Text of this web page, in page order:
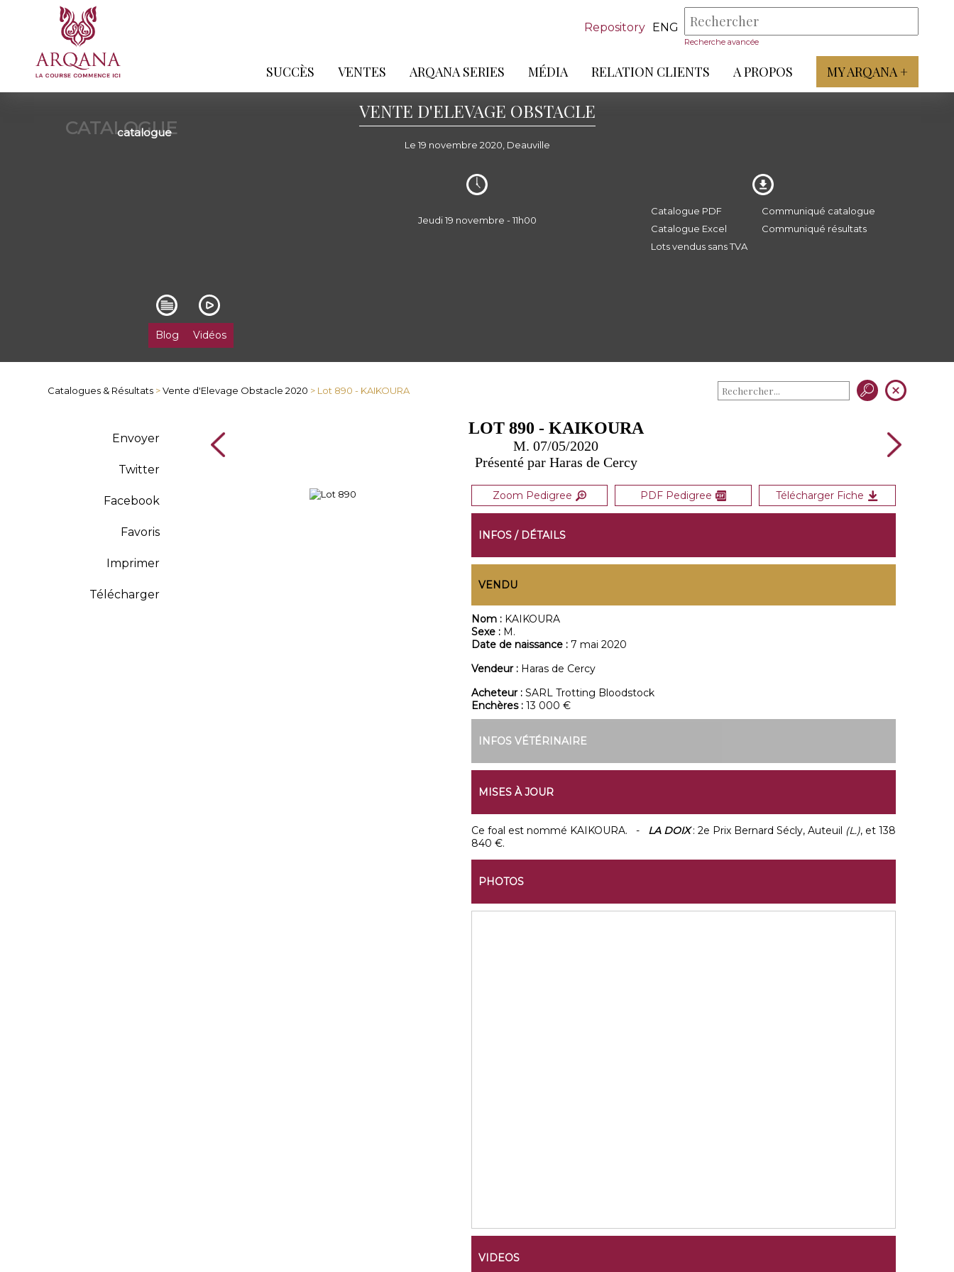
Repository ENG
Recherche avancée
SUCCÈS VENTES ARQANA SERIES MÉDIA RELATION CLIENTS A PROPOS MY ARQANA +
CATALOGUE
catalogue
VENTE D'ELEVAGE OBSTACLE
Le 19 novembre 2020, Deauville
Blog Vidéos
Jeudi 19 novembre - 11h00
Catalogue PDF
Catalogue Excel
Lots vendus sans TVA
Communiqué catalogue
Communiqué résultats
Catalogues & Résultats >Vente d'Elevage Obstacle 2020 > Lot 890 - KAIKOURA
Envoyer
Twitter
Facebook
Favoris
Imprimer
Télécharger
LOT 890 - KAIKOURA
M. 07/05/2020
Présenté par Haras de Cercy
Zoom Pedigree PDF Pedigree Télécharger Fiche
INFOS / DÉTAILS
VENDU
Nom : KAIKOURA
Sexe : M.
Date de naissance : 7 mai 2020
Vendeur : Haras de Cercy
Acheteur : SARL Trotting Bloodstock
Enchères : 13 000 €
INFOS VÉTÉRINAIRE
MISES À JOUR
Ce foal est nommé KAIKOURA. - LA DOIX: 2e Prix Bernard Sécly, Auteuil (L.), et 138
840 €.
PHOTOS
VIDEOS